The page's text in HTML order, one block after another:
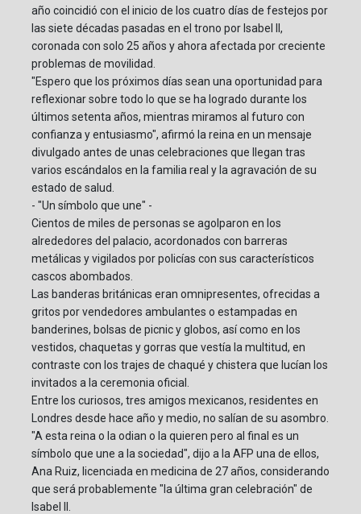
año coincidió con el inicio de los cuatro días de festejos por
las siete décadas pasadas en el trono por Isabel II,
coronada con solo 25 años y ahora afectada por creciente
problemas de movilidad.
"Espero que los próximos días sean una oportunidad para
reflexionar sobre todo lo que se ha logrado durante los
últimos setenta años, mientras miramos al futuro con
confianza y entusiasmo", afirmó la reina en un mensaje
divulgado antes de unas celebraciones que llegan tras
varios escándalos en la familia real y la agravación de su
estado de salud.
- "Un símbolo que une" -
Cientos de miles de personas se agolparon en los
alrededores del palacio, acordonados con barreras
metálicas y vigilados por policías con sus característicos
cascos abombados.
Las banderas británicas eran omnipresentes, ofrecidas a
gritos por vendedores ambulantes o estampadas en
banderines, bolsas de picnic y globos, así como en los
vestidos, chaquetas y gorras que vestía la multitud, en
contraste con los trajes de chaqué y chistera que lucían los
invitados a la ceremonia oficial.
Entre los curiosos, tres amigos mexicanos, residentes en
Londres desde hace año y medio, no salían de su asombro.
"A esta reina o la odian o la quieren pero al final es un
símbolo que une a la sociedad", dijo a la AFP una de ellos,
Ana Ruiz, licenciada en medicina de 27 años, considerando
que será probablemente "la última gran celebración" de
Isabel II.